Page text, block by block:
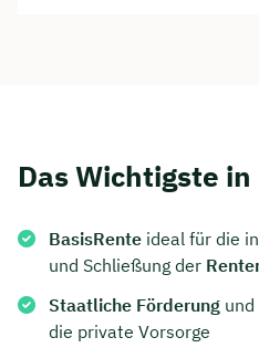
Das Wichtigste in
BasisRente ideal für die
und Schließung der
Staatliche Förderung und
die private Vorsorge